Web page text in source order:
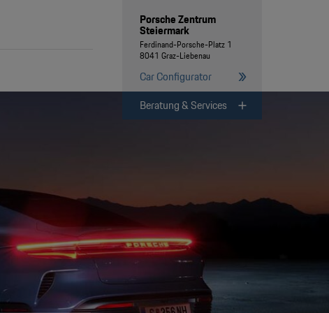
Porsche Zentrum
Steiermark
Ferdinand-Porsche-Platz 1
8041 Graz-Liebenau
Car Configurator
Beratung & Services